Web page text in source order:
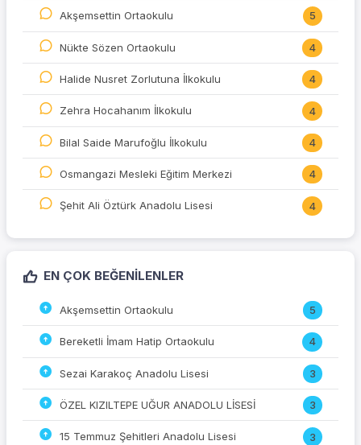
Akşemsettin Ortaokulu 5
Nükte Sözen Ortaokulu 4
Halide Nusret Zorlutuna İlkokulu 4
Zehra Hocahanım İlkokulu 4
Bilal Saide Marufoğlu İlkokulu 4
Osmangazi Mesleki Eğitim Merkezi 4
Şehit Ali Öztürk Anadolu Lisesi 4
EN ÇOK BEĞENILENLER
Akşemsettin Ortaokulu 5
Bereketli İmam Hatip Ortaokulu 4
Sezai Karakoç Anadolu Lisesi 3
ÖZEL KIZILTEPE UĞUR ANADOLU LİSESİ 3
15 Temmuz Şehitleri Anadolu Lisesi 3